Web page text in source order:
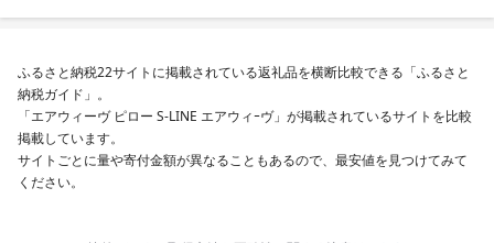
礼品 おかず おつまみ
南 藤沢
ふるさと納税22サイトに掲載されている返礼品を横断比較できる「ふるさと
納税ガイド」。
「エアウィーヴ ピロー S-LINE エアウィｰヴ」が掲載されているサイトを比較
掲載しています。
サイトごとに量や寄付金額が異なることもあるので、最安値を見つけてみて
ください。